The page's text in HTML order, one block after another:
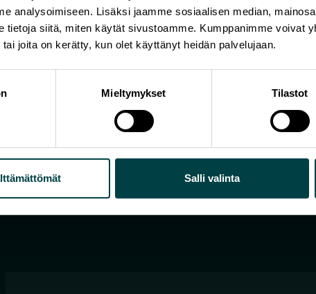
analysoimiseen. Lisäksi jaamme sosiaalisen median,
tietoja siitä, miten käytät sivustoamme. Kumppanimme voivat
tai joita on kerätty, kun olet käyttänyt heidän palvelujaan.
Mieltymykset Tilastot
Salli valinta